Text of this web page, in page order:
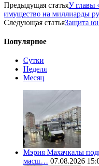
Предыдущая статьяУ главы
имущество на миллиарды
Следующая статьяЗащита
Популярное
Сутки
Неделя
Месяц
Мэрия Махачкалы
масш… 07.08.2026